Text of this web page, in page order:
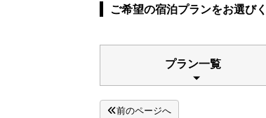
ご希望の宿泊プランをお選びく
プラン一覧
前のページへ